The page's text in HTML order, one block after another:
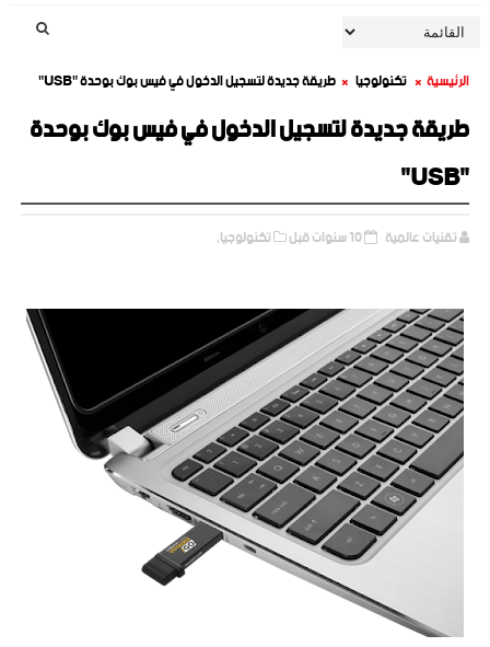
الرئيسية تكنولوجيا طريقة جديدة لتسجيل الدخول في فيس بوك بوحدة "USB"
طريقة جديدة لتسجيل الدخول في فيس بوك بوحدة
"USB"
تقنيات عالمية 10 سنوات قبل تكنولوجيا,